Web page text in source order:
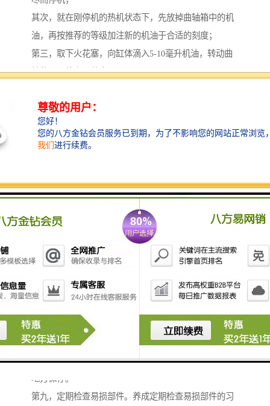
其次，就在刚停机的热机状态下，先放掉曲轴箱中的机
油，再按推荐的等级加注新的机油于合适的刻度；
第三，取下火花塞，向缸体滴入5-10毫升机油，转动曲
轴数圈，装上火花塞；
网罩及周围的灰尘及碎屑
第五，保存时应当水平置于地面，用布罩在割草机上防
止灰尘落入。
和泥块对农机造成侵蚀。在清洁前，需拆下火花塞和开
启装置，用软管、油灰刀、汽车清洗剂从起落架和甲板
清除堆积的杂质。用笔刷将邮箱透气孔上的沉积物清
除，避免透气孔堵住。
应，造成设备表面油漆脱落，因此需及时清除。清除油
钟，之后用毛巾将其擦拭干净，用水冲洗干净即可。
第八，防治割草机部分生锈。可用润滑剂对割草机部分
进行喷涂，可以有效防止生锈。将割草机放置在干燥的
地方保存。
第九，定期检查易损部件。养成定期检查易损部件的习